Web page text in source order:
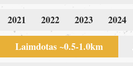
2021 2022 2023 2024
Laimdotas ~0.5-1.0km